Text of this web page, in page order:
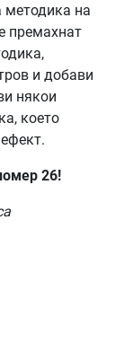
методика на
премахнат
и добави
някои
което
26!